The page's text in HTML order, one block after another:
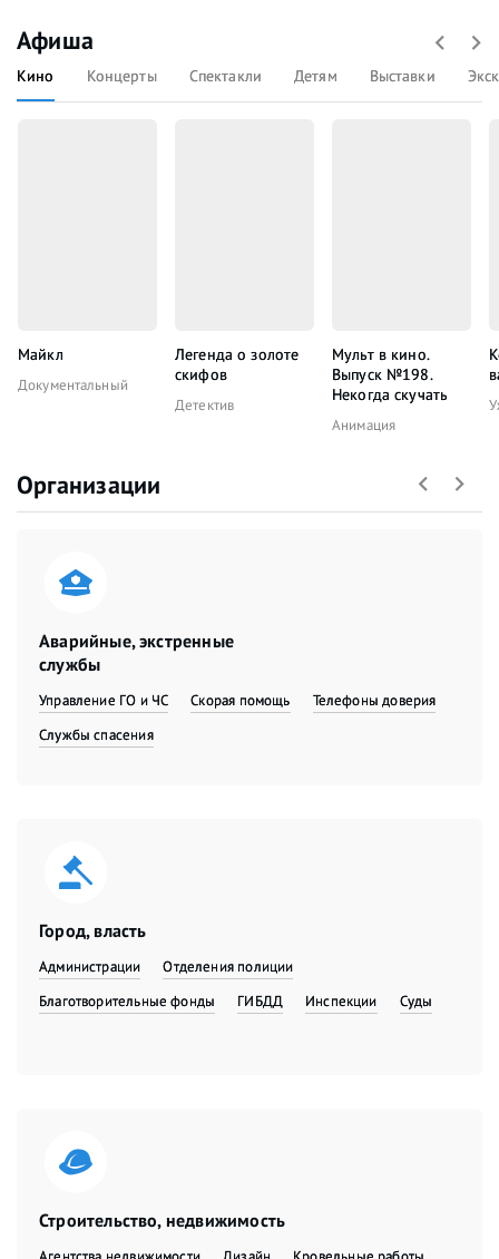
Афиша
Кино Концерты Спектакли Детям Выставки
Майкл
Документальный
Легенда о золоте
скифов
Детектив
Мульт в кино.
Выпуск №198.
Некогда скучать
Анимация
Организации
Аварийные, экстренные
службы
Управление ГО и ЧС Скорая помощь
Телефоны доверия
Службы спасения
Город, власть
Администрации
Отделения полиции
Благотворительные фонды
ГИБДД Инспекции Суды
Строительство, недвижимость